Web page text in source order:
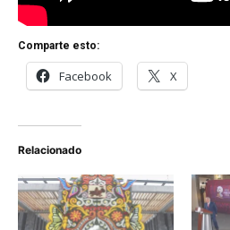
Comparte esto:
Facebook X
Relacionado